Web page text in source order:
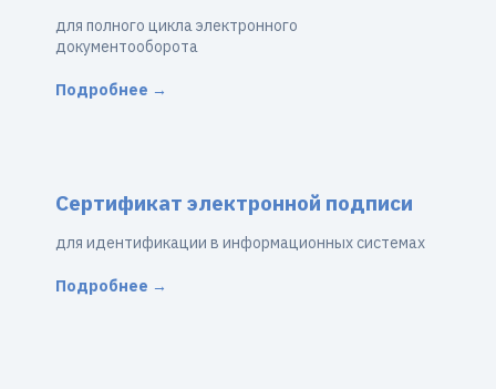
для полного цикла электронного
документооборота
Подробнее →
Сертификат электронной подписи
для идентификации в информационных системах
Подробнее →